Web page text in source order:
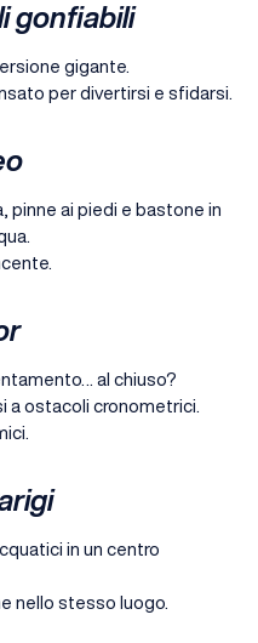
gonfiabili
gigante.
per divertirsi e sfidarsi.
pinne ai piedi e bastone in
al chiuso?
a ostacoli cronometrici.
in un centro
nello stesso luogo.